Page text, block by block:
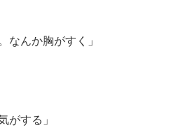
なんか胸がすく」
がする」